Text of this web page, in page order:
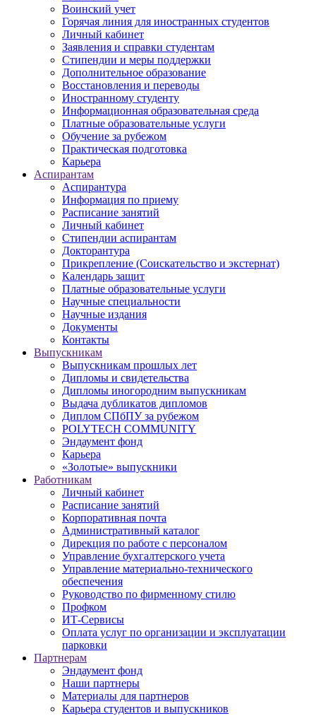
Воинский учет
Горячая линия для иностранных студентов
Личный кабинет
Заявления и справки студентам
Стипендии и меры поддержки
Дополнительное образование
Восстановления и переводы
Иностранному студенту
Информационная образовательная среда
Платные образовательные услуги
Обучение за рубежом
Практическая подготовка
Карьера
Аспирантам
Аспирантура
Информация по приему
Расписание занятий
Личный кабинет
Стипендии аспирантам
Докторантура
Прикрепление (Соискательство и экстернат)
Календарь защит
Платные образовательные услуги
Научные специальности
Научные издания
Документы
Контакты
Выпускникам
Выпускникам прошлых лет
Дипломы и свидетельства
Дипломы иногородним выпускникам
Выдача дубликатов дипломов
Диплом СПбПУ за рубежом
POLYTECH COMMUNITY
Эндаумент фонд
Карьера
«Золотые» выпускники
Работникам
Личный кабинет
Расписание занятий
Корпоративная почта
Административный каталог
Дирекция по работе с персоналом
Управление бухгалтерского учета
Управление материально-технического
обеспечения
Руководство по фирменному стилю
Профком
ИТ-Сервисы
Оплата услуг по организации и эксплуатации
парковки
Партнерам
Эндаумент фонд
Наши партнеры
Материалы для партнеров
Карьера студентов и выпускников